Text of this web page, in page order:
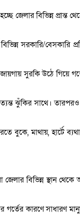
জেলার বিভিন্ন
বেসকারি
সুরকি উঠে গিয়ে
সাথে। তারপরও
বুকে, মাথায়, হার্টে
বিভিন্ন স্থান
আর গর্তের কারণে